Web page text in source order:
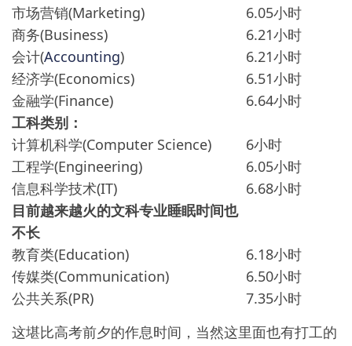
市场营销(Marketing)
6.05小时
商务(Business)
6.21小时
会计(Accounting)
6.21小时
经济学(Economics)
6.51小时
金融学(Finance)
6.64小时
工科类别：
计算机科学(Computer Science)
6小时
工程学(Engineering)
6.05小时
信息科学技术(IT)
6.68小时
目前越来越火的文科专业睡眠时间也
不长
教育类(Education)
6.18小时
传媒类(Communication)
6.50小时
公共关系(PR)
7.35小时
这堪比高考前夕的作息时间，当然这里面也有打工的